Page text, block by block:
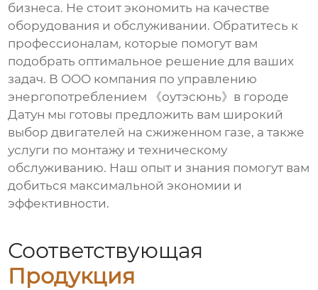
бизнеса. Не стоит экономить на качестве
оборудования и обслуживании. Обратитесь к
профессионалам, которые помогут вам
подобрать оптимальное решение для ваших
задач. В OOO компания по управлению
энергопотреблением 《оутэсюнь》в городе
Датун мы готовы предложить вам широкий
выбор двигателей на сжиженном газе, а также
услуги по монтажу и техническому
обслуживанию. Наш опыт и знания помогут вам
добиться максимальной экономии и
эффективности.
Соответствующая
Продукция